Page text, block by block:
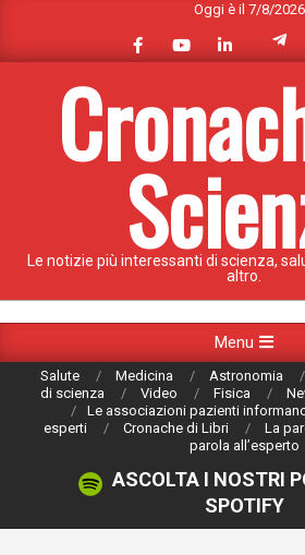
content
Oggi è il 7/8/2026
Le notizie più interessanti di scienza,
altro.
Navigation
Menu
Salute Medicina Astronomia
di scienza
Video Fisica
Le associazioni pazienti
esperti
Cronache di Libri La
parola all’esperto
ASCOLTA I NOSTRI
SPOTIFY